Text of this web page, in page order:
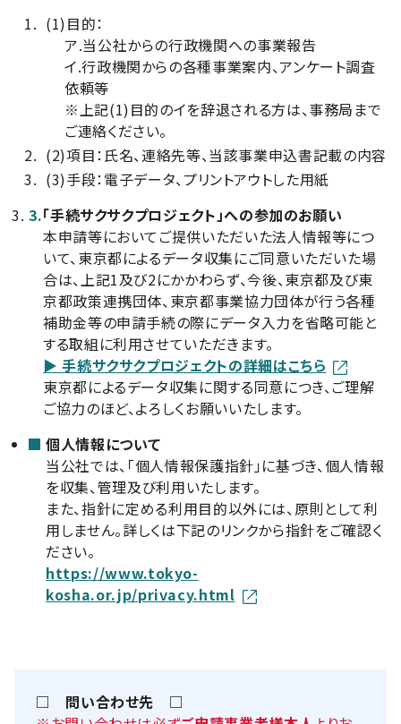
(1)目的：
ア.当公社からの行政機関への事業報告
イ.行政機関からの各種事業案内、アンケート調査
依頼等
※上記(1)目的のイを辞退される方は、事務局まで
ご連絡ください。
(2)項目：氏名、連絡先等、当該事業申込書記載の内容
(3)手段：電子データ、プリントアウトした用紙
3.「手続サクサクプロジェクト」への参加のお願い
本申請等においてご提供いただいた法人情報等につ
いて、東京都によるデータ収集にご同意いただいた場
合は、上記1及び2にかかわらず、今後、東京都及び東
京都政策連携団体、東京都事業協力団体が行う各種
補助金等の申請手続の際にデータ入力を省略可能と
する取組に利用させていただきます。
▶ 手続サクサクプロジェクトの詳細はこちら
東京都によるデータ収集に関する同意につき、ご理解
ご協力のほど、よろしくお願いいたします。
個人情報について
当公社では、「個人情報保護指針」に基づき、個人情報
を収集、管理及び利用いたします。
また、指針に定める利用目的以外には、原則として利
用しません。詳しくは下記のリンクから指針をご確認く
ださい。
https://www.tokyo-
kosha.or.jp/privacy.html
□ 問い合わせ先 □